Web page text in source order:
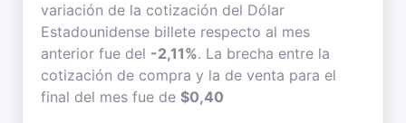
variación de la cotización del Dólar
Estadounidense billete respecto al mes
anterior fue del -2,11%. La brecha entre la
cotización de compra y la de venta para el
final del mes fue de $0,40